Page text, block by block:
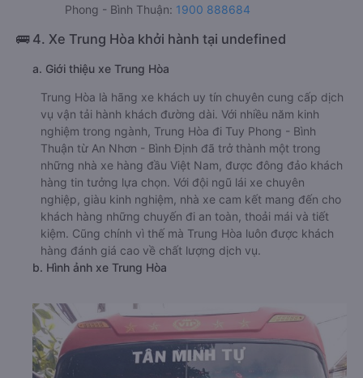
Phong - Bình Thuận: 1900 888684
🚌 4. Xe Trung Hòa khởi hành tại undefined
a. Giới thiệu xe Trung Hòa
Trung Hòa là hãng xe khách uy tín chuyên cung cấp dịch
vụ vận tải hành khách đường dài. Với nhiều năm kinh
nghiệm trong ngành, Trung Hòa đi Tuy Phong - Bình
Thuận từ An Nhơn - Bình Định đã trở thành một trong
những nhà xe hàng đầu Việt Nam, được đông đảo khách
hàng tin tưởng lựa chọn. Với đội ngũ lái xe chuyên
nghiệp, giàu kinh nghiệm, nhà xe cam kết mang đến cho
khách hàng những chuyến đi an toàn, thoải mái và tiết
kiệm. Cũng chính vì thế mà Trung Hòa luôn được khách
hàng đánh giá cao về chất lượng dịch vụ.
b. Hình ảnh xe Trung Hòa